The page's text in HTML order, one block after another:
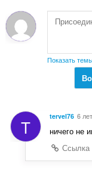
Показать
T tervel76 6
ничего не
Ссылка